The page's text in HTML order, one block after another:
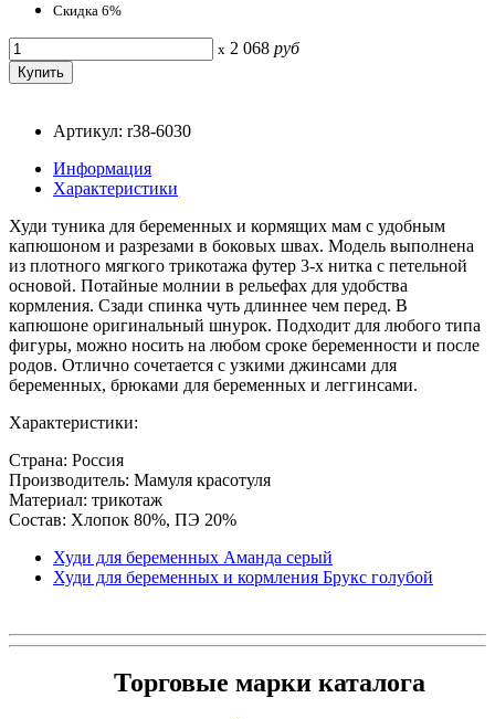
Скидка 6%
x 2 068 руб
Артикул: r38-6030
Информация
Характеристики
Худи туника для беременных и кормящих мам с удобным
капюшоном и разрезами в боковых швах. Модель выполнена
из плотного мягкого трикотажа футер 3-х нитка с петельной
основой. Потайные молнии в рельефах для удобства
кормления. Сзади спинка чуть длиннее чем перед. В
капюшоне оригинальный шнурок. Подходит для любого типа
фигуры, можно носить на любом сроке беременности и после
родов. Отлично сочетается с узкими джинсами для
беременных, брюками для беременных и леггинсами.
Характеристики:
Страна: Россия
Производитель: Мамуля красотуля
Материал: трикотаж
Состав: Хлопок 80%, ПЭ 20%
Худи для беременных Аманда серый
Худи для беременных и кормления Брукс голубой
Торговые марки каталога